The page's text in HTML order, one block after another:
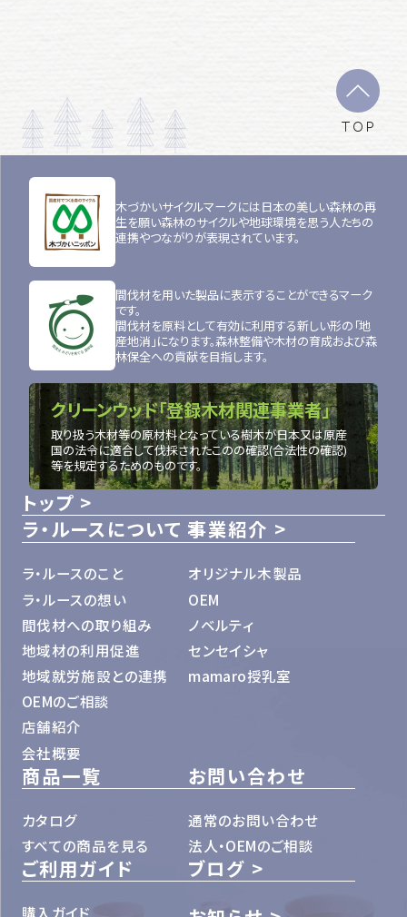
TOP
トップ
ラ・ルースについて
ラ・ルースのこと
ラ・ルースの想い
間伐材への取り組み
地域材の利用促進
地域就労施設との連携
OEMのご相談
店舗紹介
会社概要
事業紹介
オリジナル木製品
OEM
ノベルティ
センセイシャ
mamaro授乳室
商品一覧
カタログ
すべての商品を見る
お問い合わせ
通常のお問い合わせ
法人・OEMのご相談
ご利用ガイド
購入ガイド
ブログ
木づかいサイクルマークには日本の美しい森林の再
生を願い森林のサイクルや地球環境を思う人たちの
連携やつながりが表現されています。
間伐材を用いた製品に表示することができるマーク
です。
間伐材を原料として有効に利用する新しい形の「地
産地消」になります。森林整備や木材の育成および森
林保全への貢献を目指します。
クリーンウッド「登録木材関連事業者」
取り扱う木材等の原材料となっている樹木が日本又は原産
国の法令に適合して伐採されたこのの確認(合法性の確認)
等を規定するためのものです。